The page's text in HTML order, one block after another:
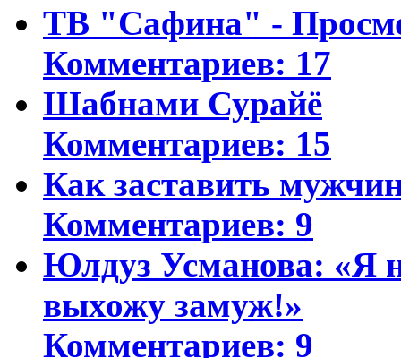
ТВ "Сафина" -
Комментариев: 17
Шабнами Сурайё
Комментариев: 15
Как заставить
Комментариев: 9
Юлдуз Усманова: «Я
выхожу замуж!»
Комментариев: 9